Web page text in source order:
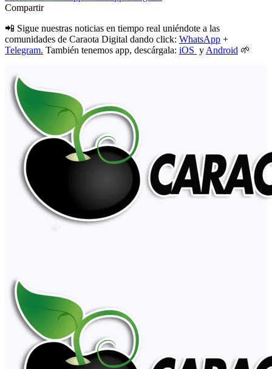
Compartir
📲 Sigue nuestras noticias en tiempo real uniéndote a las
comunidades de Caraota Digital dando click: WhatsApp +
Telegram. También tenemos app, descárgala: iOS y Android 🌱